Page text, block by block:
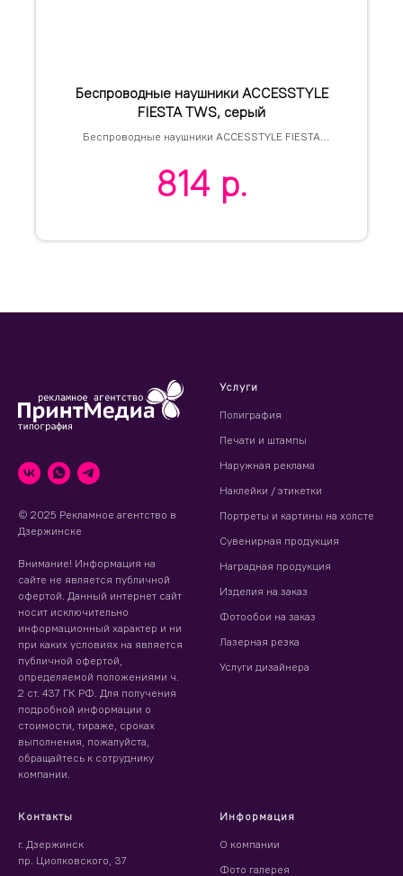
Беспроводные наушники ACCESSTYLE
FIESTA TWS, серый
Беспроводные наушники ACCESSTYLE FIESTA
814 р.
© 2025 Рекламное агентство в
Дзержинске
Внимание! Информация на
сайте не является публичной
офертой. Данный интернет сайт
носит исключительно
информационный характер и ни
при каких условиях на является
публичной офертой,
определяемой положениями ч.
2 ст. 437 ГК РФ. Для получения
подробной информации о
стоимости, тираже, сроках
выполнения, пожалуйста,
обращайтесь к сотруднику
компании.
Услуги
Полиграфия
Печати и штампы
Наружная реклама
Наклейки / этикетки
Портреты и картины на холсте
Сувенирная продукция
Наградная продукция
Изделия на заказ
Фотообои на заказ
Лазерная резка
Услуги дизайнера
Контакты
г. Дзержинск
пр. Циолковского, 37
Информация
О компании
Фото галерея